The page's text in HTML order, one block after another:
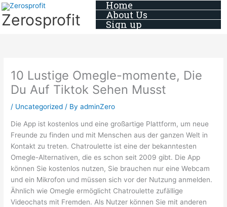
Skip
to
content
Zerosprofit
Home
About Us
Sign up
10 Lustige Omegle-momente, Die
Du Auf Tiktok Sehen Musst
/ Uncategorized / ByadminZero
Die App ist kostenlos und eine großartige Plattform, um neue
Freunde zu finden und mit Menschen aus der ganzen Welt in
Kontakt zu treten. Chatroulette ist eine der bekanntesten
Omegle-Alternativen, die es schon seit 2009 gibt. Die App
können Sie kostenlos nutzen, Sie brauchen nur eine Webcam
und ein Mikrofon und müssen sich vor der Nutzung anmelden.
Ähnlich wie Omegle ermöglicht Chatroulette zufällige
Videochats mit Fremden. Als Nutzer können Sie mit anderen